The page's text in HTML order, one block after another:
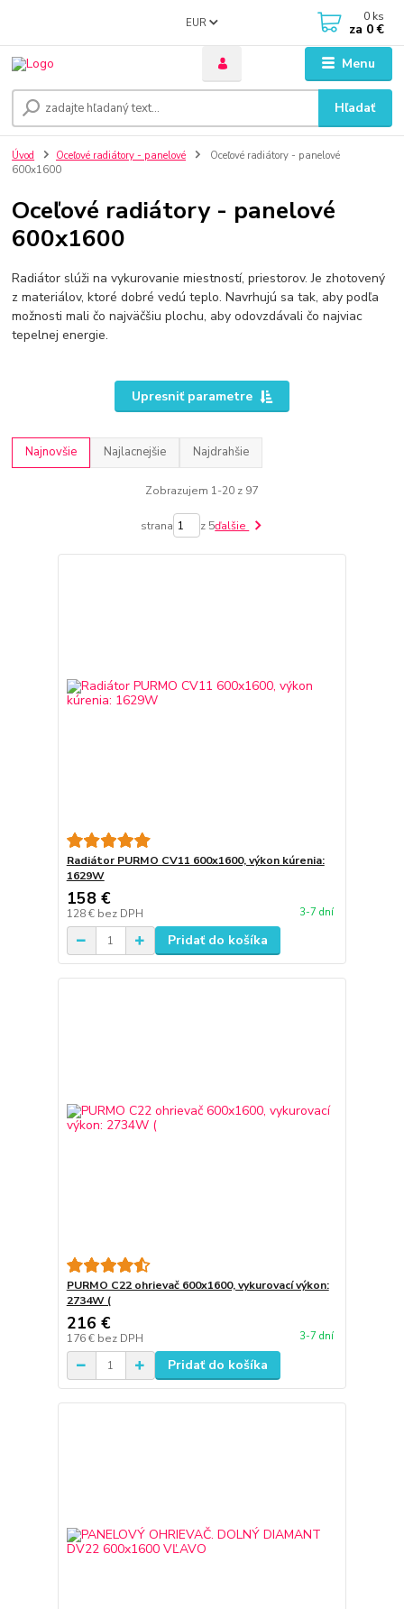
Menu
EUR
Hľadať
0 ks
za 0 €
Úvod Oceľové radiátory - panelové
Oceľové radiátory - panelové
600x1600
Oceľové radiátory - panelové
600x1600
Radiátor slúži na vykurovanie miestností, priestorov. Je zhotovený
z materiálov, ktoré dobré vedú teplo. Navrhujú sa tak, aby podľa
možnosti mali čo najväčšiu plochu, aby odovzdávali čo najviac
tepelnej energie.
Upresniť parametre
Najnovšie Najlacnejšie Najdrahšie
Zobrazujem 1-20 z 97
strana z 5ďalšie
Radiátor PURMO CV11 600x1600, výkon kúrenia:
1629W
158 €
128 € bez DPH 3-7 dní
Pridať do košíka
PURMO C22 ohrievač 600x1600, vykurovací výkon:
2734W (
216 €
176 € bez DPH 3-7 dní
Pridať do košíka